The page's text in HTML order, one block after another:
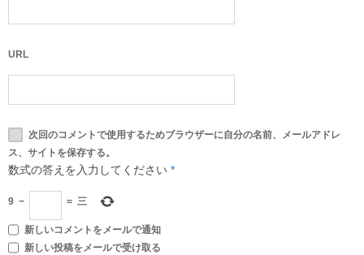
URL
次回のコメントで使用するためブラウザーに自分の名前、メールアドレ
ス、サイトを保存する。
数式の答えを入力してください *
9 − = 三
新しいコメントをメールで通知
新しい投稿をメールで受け取る